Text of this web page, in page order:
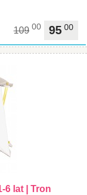
95 00
109 00
6 lat | Tron